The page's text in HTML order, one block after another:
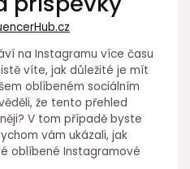
na Instagramu více času
víte, jak důležité je mít
oblíbeném sociálním
že tento přehled
V tom případě byste
vám ukázali, jak
oblíbené Instagramové